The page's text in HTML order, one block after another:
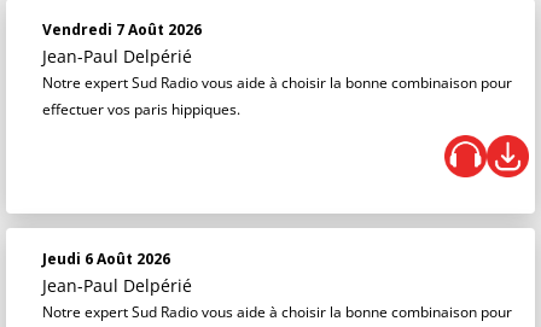
Vendredi 7 Août 2026
Jean-Paul Delpérié
Notre expert Sud Radio vous aide à choisir la bonne combinaison pour
effectuer vos paris hippiques.
Jeudi 6 Août 2026
Jean-Paul Delpérié
Notre expert Sud Radio vous aide à choisir la bonne combinaison pour